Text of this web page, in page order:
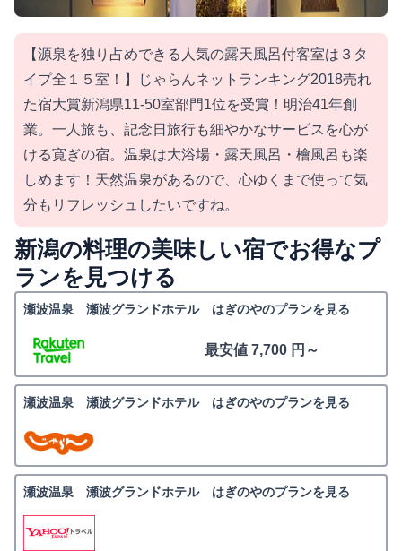
【源泉を独り占めできる人気の露天風呂付客室は３タ
イプ全１５室！】じゃらんネットランキング2018売れ
た宿大賞新潟県11-50室部門1位を受賞！明治41年創
業。一人旅も、記念日旅行も細やかなサービスを心が
ける寛ぎの宿。温泉は大浴場・露天風呂・檜風呂も楽
しめます！天然温泉があるので、心ゆくまで使って気
分もリフレッシュしたいですね。
新潟の料理の美味しい宿でお得なプ
ランを見つける
瀬波温泉 瀬波グランドホテル はぎのやのプランを見る
最安値 7,700 円～
瀬波温泉 瀬波グランドホテル はぎのやのプランを見る
瀬波温泉 瀬波グランドホテル はぎのやのプランを見る